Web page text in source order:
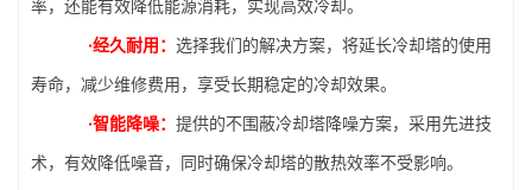
率，还能有效降低能源消耗，实现高效冷却。
·经久耐用： 选择我们的解决方案，将延长冷却塔的使用
寿命，减少维修费用，享受长期稳定的冷却效果。
·智能降噪： 提供的不围蔽冷却塔降噪方案，采用先进技
术，有效降低噪音，同时确保冷却塔的散热效率不受影响。